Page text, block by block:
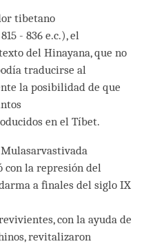
tibetano
815 - 836 e.c.), el
del Hinayana, que no
traducirse al
la posibilidad de que
en el Tíbet.
con la represión del
a finales del siglo IX
con la ayuda de
revitalizaron